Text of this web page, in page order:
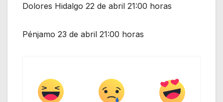
Dolores Hidalgo 22 de abril 21:00 horas
Pénjamo 23 de abril 21:00 horas